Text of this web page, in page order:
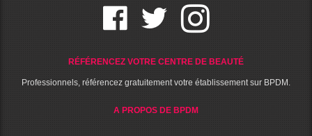
RÉFÉRENCEZ VOTRE CENTRE DE BEAUTÉ
Professionnels, référencez gratuitement votre établissement sur BPDM.
A PROPOS DE BPDM